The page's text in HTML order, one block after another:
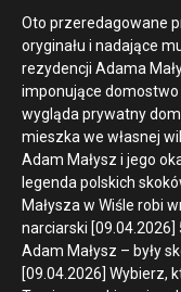
Oto przeredagowane
oryginału i nadające
rezydencji Adama
imponujące domostwo
wygląda prywatny
mieszka we własnej
Adam Małysz i jego
legenda polskich
Małysza w Wiśle robi
narciarski
Adam Małysz – były
[09.04.2026] Wybierz,